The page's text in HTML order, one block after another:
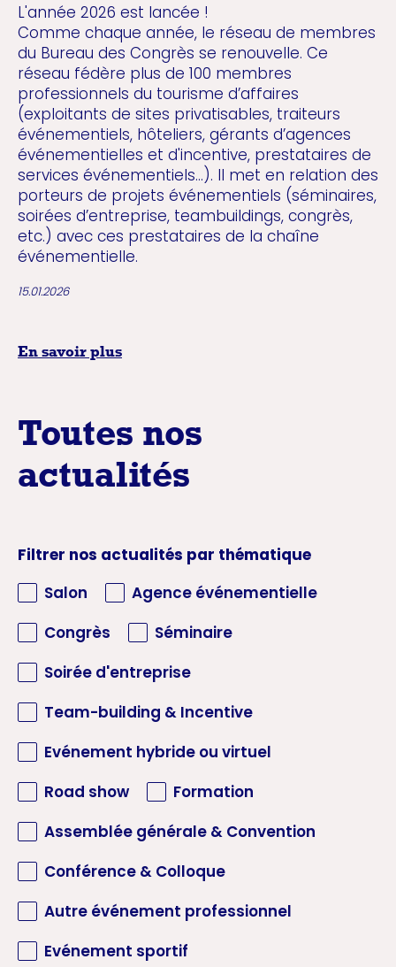
L'année 2026 est lancée !
Comme chaque année, le réseau de membres
du Bureau des Congrès se renouvelle. Ce
réseau fédère plus de 100 membres
professionnels du tourisme d’affaires
(exploitants de sites privatisables, traiteurs
événementiels, hôteliers, gérants d’agences
événementielles et d'incentive, prestataires de
services événementiels…). Il met en relation des
porteurs de projets événementiels (séminaires,
soirées d’entreprise, teambuildings, congrès,
etc.) avec ces prestataires de la chaîne
événementielle.
15.01.2026
En savoir plus
Toutes nos
actualités
Filtrer nos actualités par thématique
Salon
Agence événementielle
Congrès
Séminaire
Soirée d'entreprise
Team-building & Incentive
Evénement hybride ou virtuel
Road show
Formation
Assemblée générale & Convention
Conférence & Colloque
Autre événement professionnel
Evénement sportif